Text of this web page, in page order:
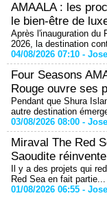
AMAALA : les
le bien-être de
Après l'inauguration du
2026, la destination
04/08/2026 07:10 -
Four Seasons
Rouge ouvre ses
Pendant que Shura
autre destination
03/08/2026 08:00 -
Miraval The Red
Saoudite
Il y a des projets qui
Red Sea en fait partie...
01/08/2026 06:55 -